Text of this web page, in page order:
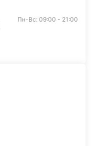
Пн-Вс: 09:00 - 21:00